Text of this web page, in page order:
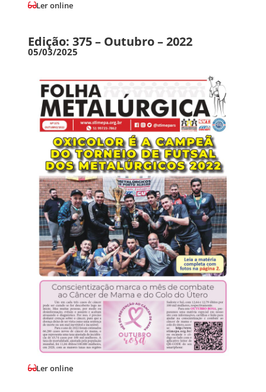
Ler online
Edição: 375 – Outubro – 2022
05/03/2025
Ler online